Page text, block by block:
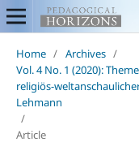
Home / Archives /
Vol. 4 No. 1 (2020):
religiös-
Lehmann
/
Article